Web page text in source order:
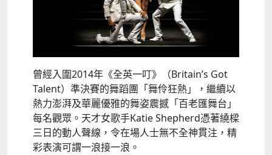
曾經入圍2014年《全英一叮》（Britain’s Got
Talent）準決賽的舞蹈團「舞伶狂熱」，繼續以
熱力澎湃及華麗優雅的舞姿震撼「百老匯舞台」
每名觀眾。天才女歌手Katie Shepherd憑著繞樑
三日的動人聲線，令在場人士無不全神貫注，精
彩表演可謂一浪接一浪。